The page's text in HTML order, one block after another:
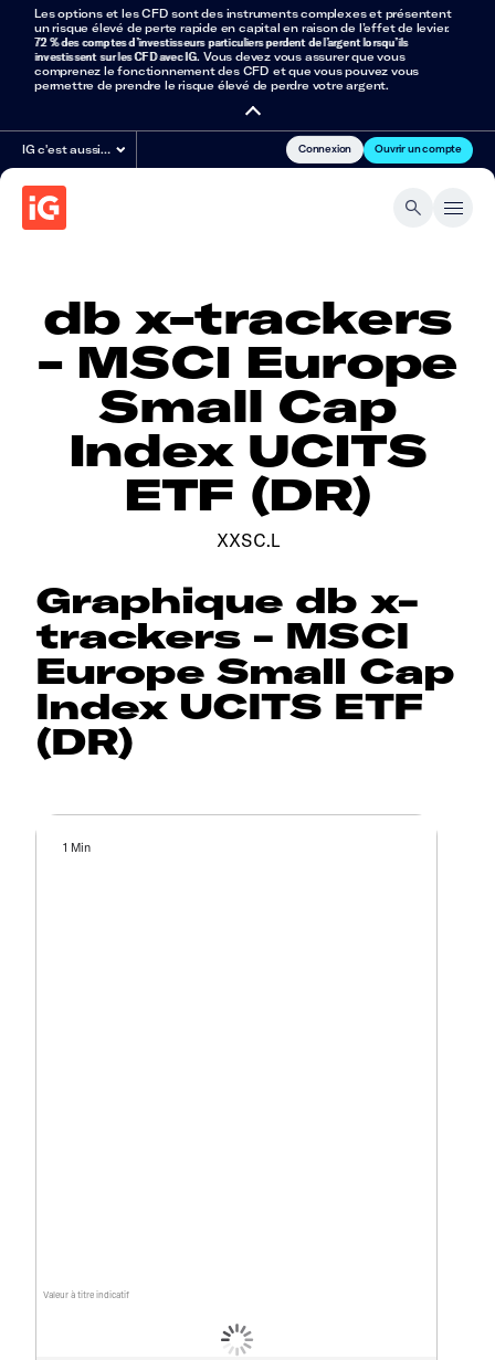
Les options et les CFD sont des instruments complexes et présentent
un risque élevé de perte rapide en capital en raison de l’effet de levier.
72 % des comptes d’investisseurs particuliers perdent de l’argent lorsqu’ils
investissent sur les CFD avec IG. Vous devez vous assurer que vous
comprenez le fonctionnement des CFD et que vous pouvez vous
permettre de prendre le risque élevé de perdre votre argent.
IG c'est aussi… Connexion Ouvrir un compte
db x-trackers
- MSCI Europe
Small Cap
Index UCITS
ETF (DR)
XXSC.L
Graphique db x-
trackers - MSCI
Europe Small Cap
Index UCITS ETF
(DR)
Valeur à titre indicatif
1 Min